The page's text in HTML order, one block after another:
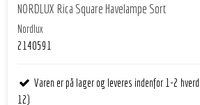
NORDLUX Rica Square Havelampe Sort
Nordlux
2140591
Varen er på lager og leveres indenfor 1-2
12)